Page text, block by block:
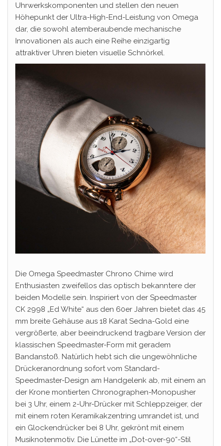
Uhrwerkskomponenten und stellen den neuen
Höhepunkt der Ultra-High-End-Leistung von Omega
dar, die sowohl atemberaubende mechanische
Innovationen als auch eine Reihe einzigartig
attraktiver Uhren bieten visuelle Schnörkel.
Die Omega Speedmaster Chrono Chime wird
Enthusiasten zweifellos das optisch bekanntere der
beiden Modelle sein. Inspiriert von der Speedmaster
CK 2998 „Ed White“ aus den 60er Jahren bietet das 45
mm breite Gehäuse aus 18 Karat Sedna-Gold eine
vergrößerte, aber beeindruckend tragbare Version der
klassischen Speedmaster-Form mit geradem
Bandanstoß. Natürlich hebt sich die ungewöhnliche
Drückeranordnung sofort vom Standard-
Speedmaster-Design am Handgelenk ab, mit einem an
der Krone montierten Chronographen-Monopusher
bei 3 Uhr, einem 2-Uhr-Drücker mit Schleppzeiger, der
mit einem roten Keramikakzentring umrandet ist, und
ein Glockendrücker bei 8 Uhr, gekrönt mit einem
Musiknotenmotiv. Die Lünette im „Dot-over-90“-Stil